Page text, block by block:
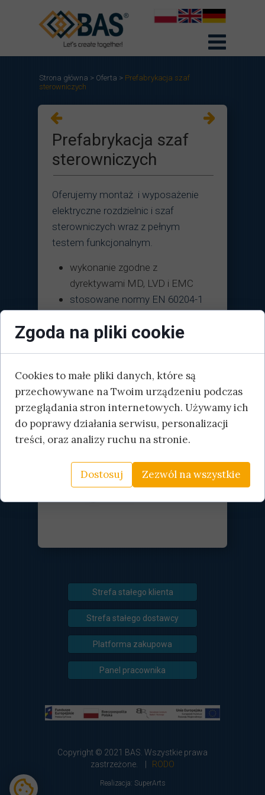
Prefabrykacja szaf
sterowniczych
Oferujemy montaż i wyposażenie
elektryczne rozdzielnic i szaf
sterowniczych wraz z pełnym
testem funkcjonalnym.
wykonanie zgodne z
dyrektywami MD, LVD i EMC
stosowane normy EN 60204-1
wymaganiami*
Strona główna > Oferta > Prefabrykacja szaf
sterowniczych
Strefa stałego klienta
Platforma zakupowa
Panel pracownika
Strefa stałego dostawcy
Copyright © 2021 BAS. Wszystkie prawa
zastrzeżone. |
RODO
Realizacja: SuperArts
Zgoda na pliki cookie
Cookies to małe pliki danych, które są
przechowywane na Twoim urządzeniu podczas
przeglądania stron internetowych. Używamy ich
do poprawy działania serwisu, personalizacji
treści, oraz analizy ruchu na stronie.
Dostosuj Zezwól na wszystkie